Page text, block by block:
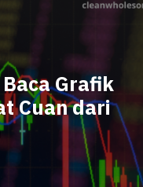
Grafik
Cuan dari